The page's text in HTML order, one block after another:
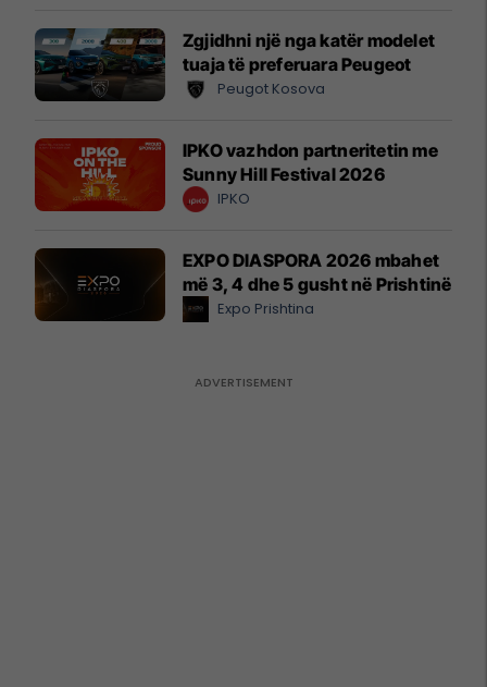
Zgjidhni një nga katër modelet
tuaja të preferuara Peugeot
Peugot Kosova
IPKO vazhdon partneritetin me
Sunny Hill Festival 2026
IPKO
EXPO DIASPORA 2026 mbahet
më 3, 4 dhe 5 gusht në Prishtinë
Expo Prishtina